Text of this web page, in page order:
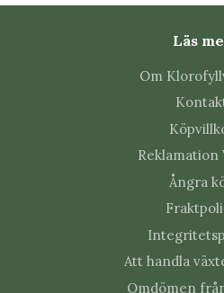
Skadar metallen
Inte när dekorationen
av växten. Kontrollera fästet
Läs
Om
Reklamation
Ångra
Att handla
Omdömen